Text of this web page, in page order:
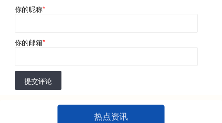
你的昵称*
你的邮箱*
提交评论
热点资讯